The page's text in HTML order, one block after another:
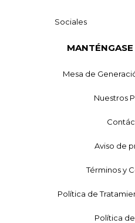
Sociales
Mesa de
Nuestros
Aviso de
Términos y
Política de
Política